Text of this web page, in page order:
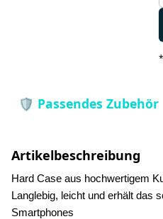
*
Artikelbeschreibung
Hard Case aus hochwertigem
Langlebig, leicht und erhält das
Smartphones